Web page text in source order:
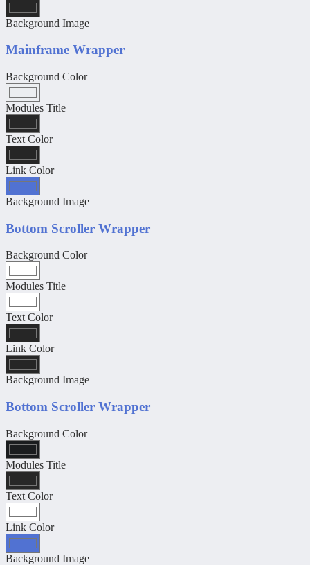
Background Image
Mainframe Wrapper
Background Color
Modules Title
Text Color
Link Color
Background Image
Bottom Scroller Wrapper
Background Color
Modules Title
Text Color
Link Color
Background Image
Bottom Scroller Wrapper
Background Color
Modules Title
Text Color
Link Color
Background Image